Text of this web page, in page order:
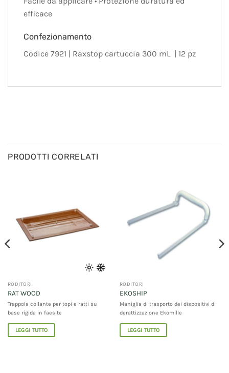
efficace
Confezionamento
Codice 7921 | Raxstop cartuccia 300 mL | 12 pz
PRODOTTI CORRELATI
RODITORI
RAT WOOD
Trappola collante per topi e ratti su
base rigida in faesite
LEGGI TUTTO
RODITORI
EKOSHIP
Maniglia di trasporto dei dispositivi di
derattizzazione Ekomille
LEGGI TUTTO